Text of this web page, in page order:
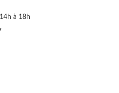
à 18h